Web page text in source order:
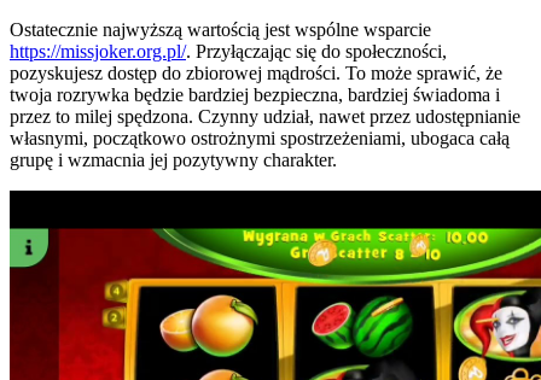
Ostatecznie najwyższą wartością jest wspólne wsparcie
https://missjoker.org.pl/. Przyłączając się do społeczności,
pozyskujesz dostęp do zbiorowej mądrości. To może sprawić, że
twoja rozrywka będzie bardziej bezpieczna, bardziej świadoma i
przez to milej spędzona. Czynny udział, nawet przez udostępnianie
własnymi, początkowo ostrożnymi spostrzeżeniami, ubogaca całą
grupę i wzmacnia jej pozytywny charakter.